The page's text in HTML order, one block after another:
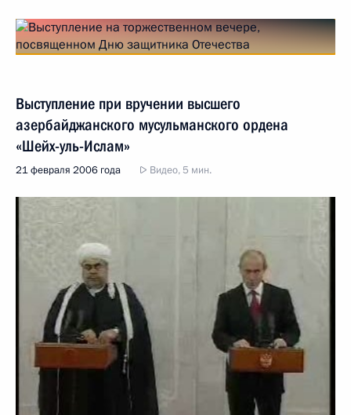
Выступление при вручении высшего
азербайджанского мусульманского ордена
«Шейх-уль-Ислам»
21 февраля 2006 года Видео, 5 мин.